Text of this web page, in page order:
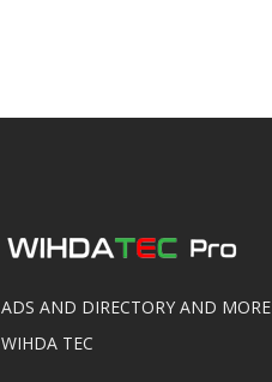
ADS AND DIRECTORY AND MORE
WIHDA TEC